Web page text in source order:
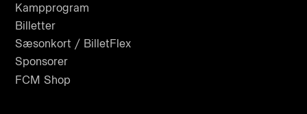
Kampprogram
Billetter
Sæsonkort / BilletFlex
Sponsorer
FCM Shop